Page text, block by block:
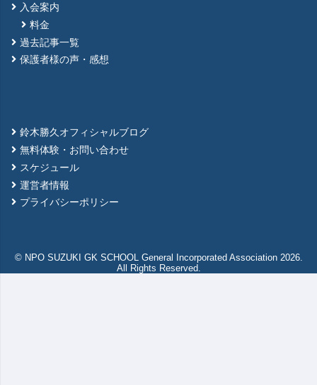
入会案内
料金
過去記事一覧
保護者様の声・感想
鈴木勝久オフィシャルブログ
無料体験・お問い合わせ
スケジュール
運営者情報
プライバシーポリシー
© NPO SUZUKI GK SCHOOL General Incorporated Association 2026.
All Rights Reserved.